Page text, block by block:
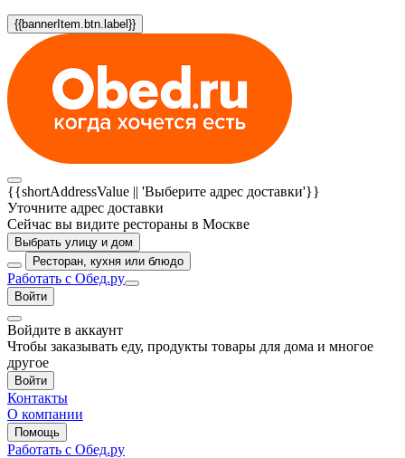
{{bannerItem.btn.label}}
{{shortAddressValue || 'Выберите адрес доставки'}}
Уточните адрес доставки
Сейчас вы видите рестораны в Москве
Выбрать улицу и дом
Ресторан, кухня или блюдо
Работать с Обед.ру
Войти
Войдите в аккаунт
Чтобы заказывать еду, продукты товары для дома и многое
другое
Войти
Контакты
О компании
Помощь
Работать с Обед.ру